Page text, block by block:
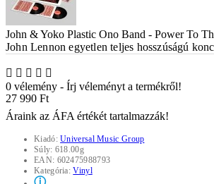
John & Yoko Plastic Ono Band - Power To
John Lennon egyetlen teljes hosszúságú
0 vélemény - Írj véleményt a termékről!
27 990 Ft
Áraink az ÁFA értékét tartalmazzák!
Kiadó:Universal Music Group
Súly: 618.00g
EAN: 602475988793
Kategória:Vinyl